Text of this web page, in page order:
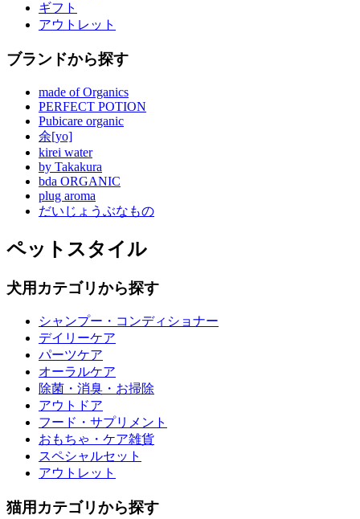
ギフト
アウトレット
ブランドから探す
made of Organics
PERFECT POTION
Pubicare organic
余[yo]
kirei water
by Takakura
bda ORGANIC
plug aroma
だいじょうぶなもの
ペットスタイル
犬用カテゴリから探す
シャンプー・コンディショナー
デイリーケア
パーツケア
オーラルケア
除菌・消臭・お掃除
アウトドア
フード・サプリメント
おもちゃ・ケア雑貨
スペシャルセット
アウトレット
猫用カテゴリから探す